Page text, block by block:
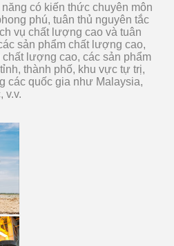
có kiến ​​thức chuyên môn
phú, tuân thủ nguyên tắc
vụ chất lượng cao và tuân
sản phẩm chất lượng cao,
lượng cao, các sản phẩm
thành phố, khu vực tự trị,
các quốc gia như Malaysia,
v.v.